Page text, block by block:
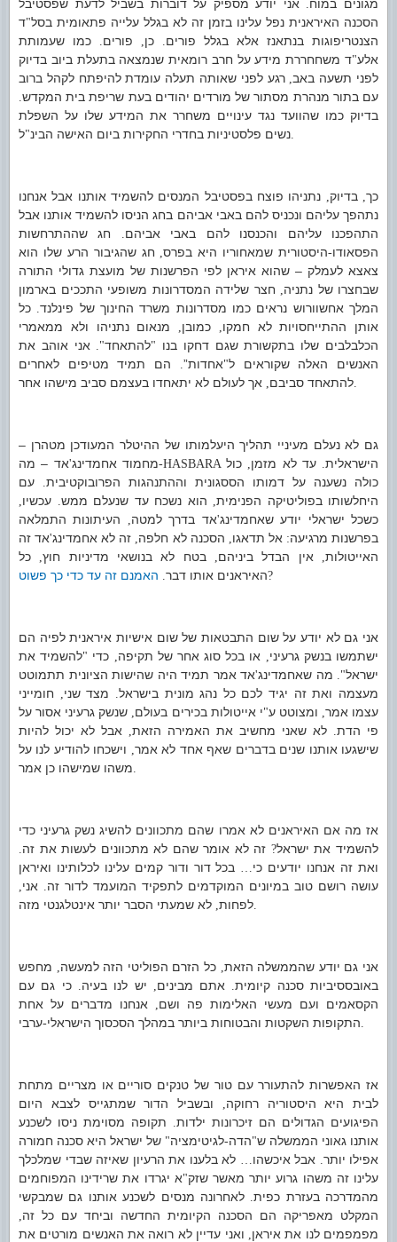
מגונים במוח.אני יודע מספיק על דוברות בשביל לדעת שפסטיבל
הסכנה האיראנית נפל עלינו בזמן זה לא בגלל עלייה פתאומית בסל"ד
הצנטריפוגות בנתאנז אלא בגלל פורים. כן, פורים. כמו שעמותת
אלע"ד משחחררת מידע על חרב רומאית שנמצאה בתעלת ביוב בדיוק
לפני תשעה באב,רגע לפני שאותה תעלה עומדת להיפתח לקהל ברוב
עם בתור מנהרת מסתור של מורדים יהודים בעת שריפת בית המקדש.
בדיוק כמו שהוועד נגד עינויים משחרר את המידע שלו על השפלת
נשים פלסטיניות בחדרי החקירות ביום האישה הבינ"ל .
כך,בדיוק, נתניהו פוצח בפסטיבל המנסים להשמיד אותנו אבל אנחנו
נתהפך עליהם ונכניס להם באבי אביהם בחג הניסו להשמיד אותנו אבל
התהפכנו עליהם והכנסנו להם באבי אביהם. חג שההתרחשות
הפסאודו-היסטורית שמאחוריו היא בפרס, חג שהגיבור הרע שלו הוא
צאצא לעמלק – שהוא איראן לפי הפרשנות של מועצת גדולי התורה
שבחצרו של נתניה, חצר שלידה המסדרונות משופעי התככים בארמון
המלך אחשוורוש נראים כמו מסדרונות משרד החינוך של פינלנד. כל
אותן ההתייחסויות לא חמקו, כמובן, מנאום נתניהו ולא ממאמרי
הכלבלבים שלו בתקשורת שגם דחקו בנו "להתאחד".אני אוהב את
האנשים האלה שקוראים ל"אחדות”. הם תמיד מטיפים לאחרים
להתאחד סביבם, אך לעולם לא יתאחדו בעצמם סביב מישהו אחר .
גם לא נעלם מעיניי תהליך היעלמותו של ההיטלר המעודכן מטהרן –
מחמוד אחמדינג'אד – מה -HASBARA הישראלית.עד לא מזמן, כול
כולה נשענה על דמותו הססגונית וההתנהגות הפרובוקטיבית. עם
היחלשותו בפוליטיקה הפנימית, הוא נשכח עד שנעלם ממש. עכשיו,
כשכל ישראלי יודע שאחמדינג'אד בדרך למטה, העיתונות התמלאה
בפרשנות מרגיעה:אל תדאגו, הסכנה לא חלפה, זה לא אחמדינג'אד זה
האייטולות,אין הבדל ביניהם,בטח לא בנושאי מדיניות חוץ, כל
האיראנים אותו דבר. האמנם זה עד כדי כך פשוט ?
אני גם לא יודע על שום התבטאות של שום אישיות איראנית לפיה הם
ישתמשו בנשק גרעיני, או בכל סוג אחר של תקיפה, כדי "להשמיד את
ישראל". מה שאחמדינג'אד אמר תמיד היה שהישות הציונית תתמוטט
מעצמה ואת זה יגיד לכם כל נהג מונית בישראל. מצד שני, חומייני
עצמו אמר, ומצוטט ע"י אייטולות בכירים בעולם, שנשק גרעיני אסור על
פי הדת. לא שאני מחשיב את האמירה הזאת, אבל לא יכול להיות
שישגעו אותנו שנים בדברים שאף אחד לא אמר, וישכחו להודיע לנו על
משהו שמישהו כן אמר.
אז מה אם האיראנים לא אמרו שהם מתכוונים להשיג נשק גרעיני כדי
להשמיד את ישראל? זה לא אומר שהם לא מתכוונים לעשות את זה.
ואת זה אנחנו יודעים כי… בכל דור ודור קמים עלינו לכלותינו ואיראן
עושה רושם טוב במיונים המוקדמים לתפקיד המועמד לדור זה. אני,
לפחות, לא שמעתי הסבר יותר אינטלגנטי מזה .
אני גם יודע שהממשלה הזאת, כל הזרם הפוליטי הזה למעשה, מחפש
באובססיביות סכנה קיומית. אתם מבינים, יש לנו בעיה.כי גם עם
הקסאמים ועם מעשי האלימות פה ושם, אנחנו מדברים על אחת
התקופות השקטות והבטוחות ביותר במהלך הסכסוך הישראלי-ערבי .
אז האפשרות להתעורר עם טור של טנקים סוריים או מצריים מתחת
לבית היא היסטוריה רחוקה, ובשביל הדור שמתגייס לצבא היום
הפיגועים הגדולים הם זיכרונות ילדות. תקופה מסוימת ניסו לשכנע
אותנו גאוני הממשלה ש"הדה-לגיטימציה" של ישראל היא סכנה חמורה
אפילו יותר. אבל איכשהו… לא בלענו את הרעיון שאיזה שבדי שמלכלך
עלינו זה משהו גרוע יותר מאשר שזק"א יגרדו את שרידינו המפוחמים
מהמדרכה בעזרת כפית.לאחרונה מנסים לשכנע אותנו גם שמבקשי
המקלט מאפריקה הם הסכנה הקיומית החדשה וביחד עם כל זה,
מפמפמים לנו את איראן, ואני עדיין לא רואה את האנשים מורטים את